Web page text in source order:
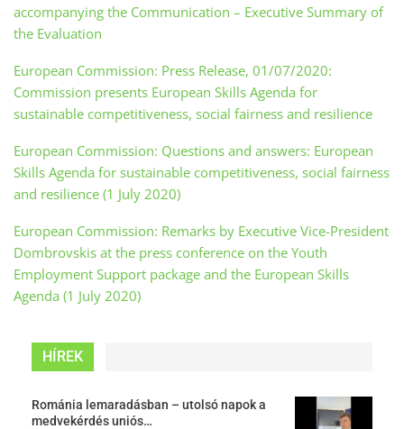
accompanying the Communication – Executive Summary of
the Evaluation
European Commission: Press Release, 01/07/2020:
Commission presents European Skills Agenda for
sustainable competitiveness, social fairness and resilience
European Commission: Questions and answers: European
Skills Agenda for sustainable competitiveness, social fairness
and resilience (1 July 2020)
European Commission: Remarks by Executive Vice-President
Dombrovskis at the press conference on the Youth
Employment Support package and the European Skills
Agenda (1 July 2020)
HÍREK
Románia lemaradásban – utolsó napok a
medvekérdés uniós…